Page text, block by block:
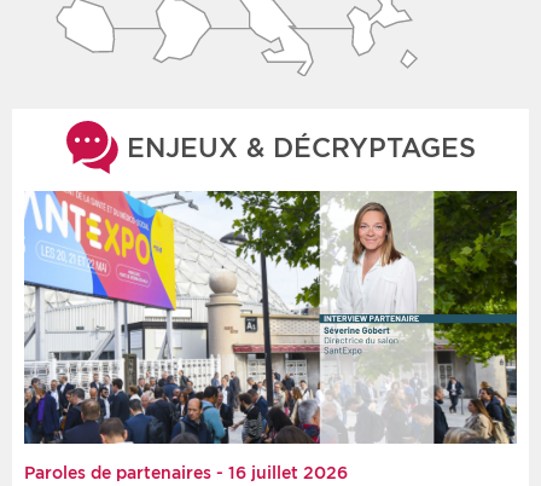
ENJEUX & DÉCRYPTAGES
Paroles de partenaires - 16 juillet 2026